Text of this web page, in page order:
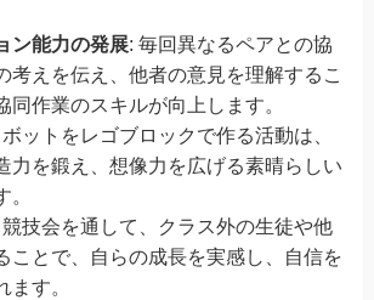
ン能力の発展: 毎回異なるペアとの協
考えを伝え、他者の意見を理解するこ
同作業のスキルが向上します。
ットをレゴブロックで作る活動は、
力を鍛え、想像力を広げる素晴らしい
競技会を通して、クラス外の生徒や他
ことで、自らの成長を実感し、自信を
ます。